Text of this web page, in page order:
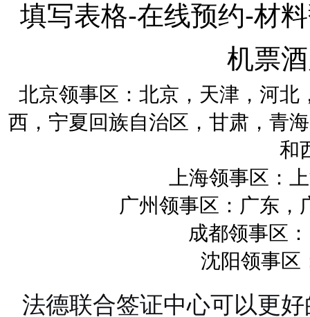
填写表格-在线预约-材
机票
北京领事区：北京，天津，河
西，宁夏回族自治区，甘肃，青
和
上海领事区：
广州领事区：广东，
成都领事区
沈阳领事区
法德联合签证中心可以更